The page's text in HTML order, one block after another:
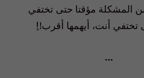
المشكلة مؤقتا حتى تختفي
تختفي أنت، أيهمها أقرب!!ِ
…